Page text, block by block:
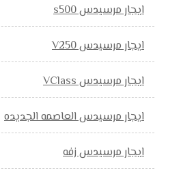
ايجار مرسيدس s500
ايجار مرسيدس V250
ايجار مرسيدس VClass
ايجار مرسيدس العاصمه الجديده
ايجار مرسيدس زفه